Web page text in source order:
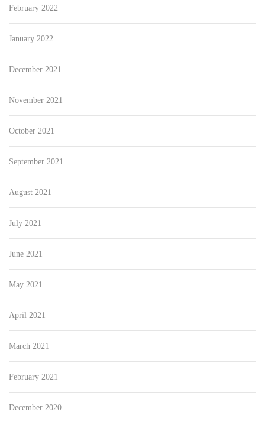
February 2022
January 2022
December 2021
November 2021
October 2021
September 2021
August 2021
July 2021
June 2021
May 2021
April 2021
March 2021
February 2021
December 2020